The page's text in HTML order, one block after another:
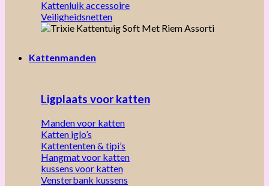
Kattenluik accessoire
Veiligheidsnetten
Kattenmanden
Ligplaats voor katten
Manden voor katten
Katten iglo’s
Kattententen & tipi’s
Hangmat voor katten
kussens voor katten
Vensterbank kussens